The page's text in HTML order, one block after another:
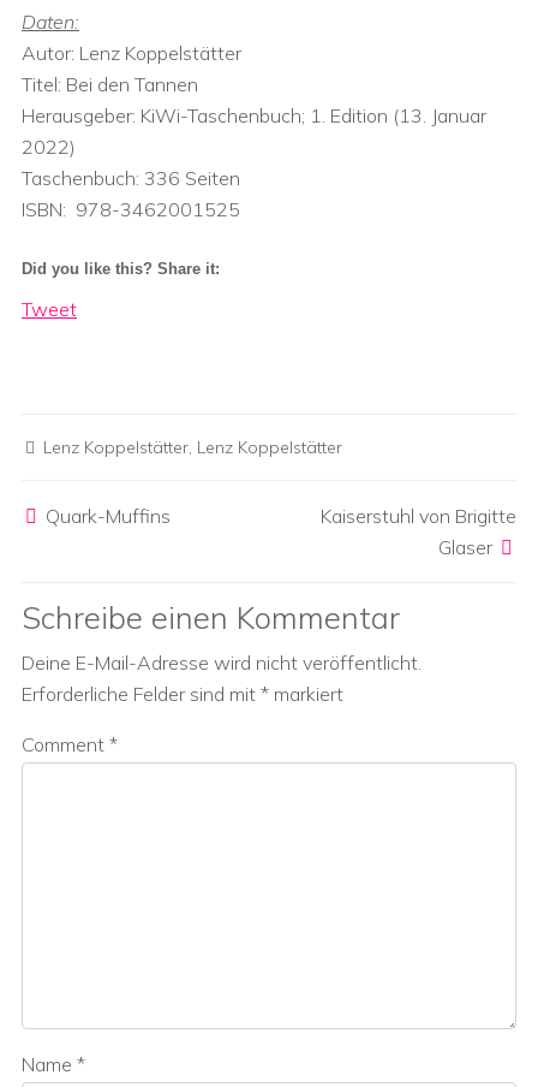
Daten:
Autor: Lenz Koppelstätter
Titel: Bei den Tannen
Herausgeber:‎ KiWi-Taschenbuch; 1. Edition (13. Januar
2022)
Taschenbuch:‎ 336 Seiten
ISBN: ‎ 978-3462001525
Did you like this? Share it:
Tweet
Lenz Koppelstätter, Lenz Koppelstätter
Quark-Muffins
Kaiserstuhl von Brigitte
Glaser
Schreibe einen Kommentar
Deine E-Mail-Adresse wird nicht veröffentlicht.
Erforderliche Felder sind mit * markiert
Comment *
Name *